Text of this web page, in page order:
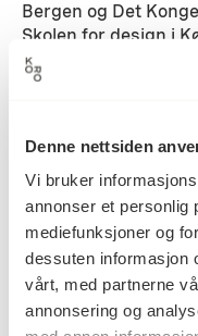
Denne nettsiden
Vi bruker
annonser et personlig
mediefunksjoner og
dessuten informasjon
vårt, med partnerne
annonsering og
Bergen og Det
Skolen for design i
Detaljer
Adresse